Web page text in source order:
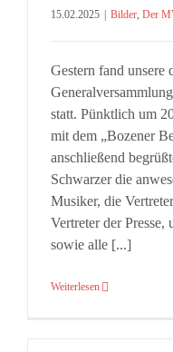
15.02.2025 Bilder, Der
Gestern fand unsere
statt. Pünktlich um
mit dem „Bozener
anschließend
Schwarzer die
Musiker, die
Vertreter der
sowie alle [...]
Weiterlesen